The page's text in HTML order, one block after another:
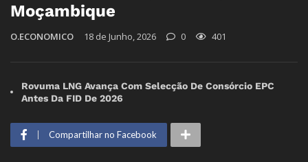
Moçambique
O.ECONOMICO 18 de Junho, 2026 0 401
Rovuma LNG Avança Com Selecção De Consórcio EPC
Antes Da FID De 2026
Compartilhar no Facebook